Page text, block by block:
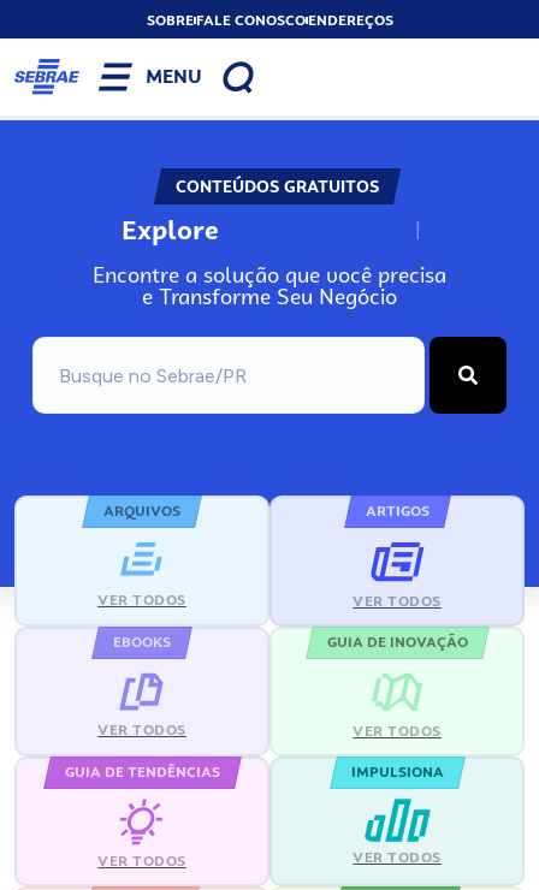
SOBREFALE CONOSCOENDEREÇOS
MENU
CONTEÚDOS GRATUITOS
Explore N
Encontre a solução que você precisa
e Transforme Seu Negócio
ARQUIVOS
VER TODOS
ARTIGOS
VER TODOS
EBOOKS
VER TODOS
GUIA DE INOVAÇÃO
VER TODOS
GUIA DE TENDÊNCIAS
VER TODOS
IMPULSIONA
VER TODOS